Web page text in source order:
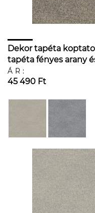
Dekor tapéta
tapéta fényes arany
ÁR:
45 490 Ft